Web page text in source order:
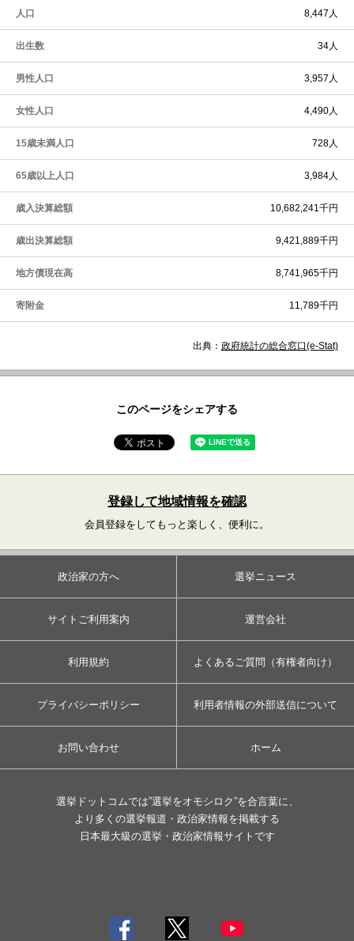
人口 8,447人
出生数 34人
男性人口 3,957人
女性人口 4,490人
15歳未満人口 728人
65歳以上人口 3,984人
歳入決算総額 10,682,241千円
歳出決算総額 9,421,889千円
地方債現在高 8,741,965千円
寄附金 11,789千円
出典： 政府統計の総合窓口(e-Stat)
このページをシェアする
登録して地域情報を確認
会員登録をしてもっと楽しく、便利に。
政治家の方へ 選挙ニュース
サイトご利用案内 運営会社
利用規約 よくあるご質問（有権者向け）
プライバシーポリシー 利用者情報の外部送信について
お問い合わせ ホーム
選挙ドットコムでは”選挙をオモシロク”を合言葉に、
より多くの選挙報道・政治家情報を掲載する
日本最大級の選挙・政治家情報サイトです